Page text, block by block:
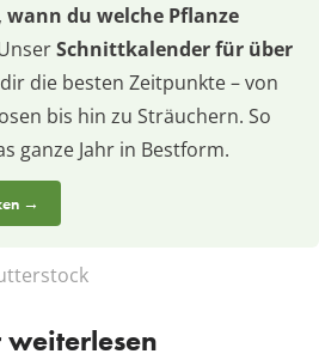
wann du welche Pflanze
Schnittkalender für über
die besten Zeitpunkte – von
bis hin zu Sträuchern. So
ganze Jahr in Bestform.
→
weiterlesen